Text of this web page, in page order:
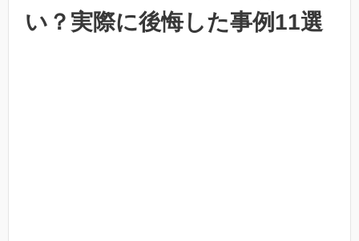
い？実際に後悔した事例11選